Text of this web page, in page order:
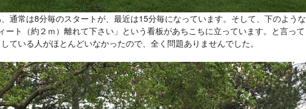
通常は8分毎のスタートが、最近は15分毎になっています。そして、下のような
ート（約２ｍ）離れて下さい」という看板があちこちに立っています。と言って
ている人がほとんどいなかったので、全く問題ありませんでした。